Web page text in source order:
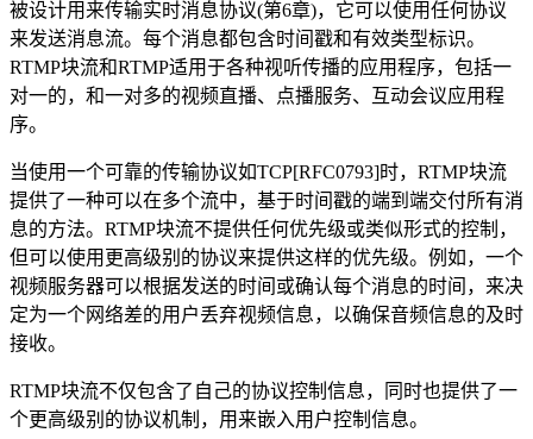
被设计用来传输实时消息协议(第6章)，它可以使用任何协议
来发送消息流。每个消息都包含时间戳和有效类型标识。
RTMP块流和RTMP适用于各种视听传播的应用程序，包括一
对一的，和一对多的视频直播、点播服务、互动会议应用程
序。
当使用一个可靠的传输协议如TCP[RFC0793]时，RTMP块流
提供了一种可以在多个流中，基于时间戳的端到端交付所有消
息的方法。RTMP块流不提供任何优先级或类似形式的控制，
但可以使用更高级别的协议来提供这样的优先级。例如，一个
视频服务器可以根据发送的时间或确认每个消息的时间，来决
定为一个网络差的用户丢弃视频信息，以确保音频信息的及时
接收。
RTMP块流不仅包含了自己的协议控制信息，同时也提供了一
个更高级别的协议机制，用来嵌入用户控制信息。